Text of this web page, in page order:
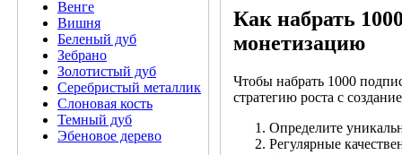
Венге
Вишня
Беленый дуб
Зебрано
Золотистый дуб
Серебристый металлик
Слоновая кость
Темный дуб
Эбеновое дерево
Как набрать
монетизацию
Чтобы набрать 1000
стратегию роста с
Определите
Регулярные